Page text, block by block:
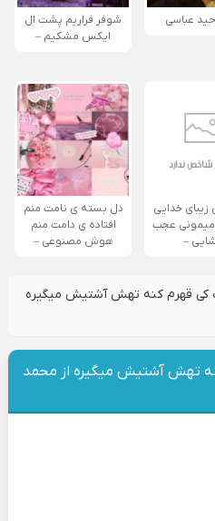
عباسی
شوفر فراریم پشت ال
ایکس مشکیم –
زیبای خدایی
میمونی عجب
–
دل بسته ی نامت منم
افتاده ی دامت منم
هوش مصنوعی –
کی قهرم کنه تهش آشتیش میگیره
تهش آشتیش میگیره از محمد